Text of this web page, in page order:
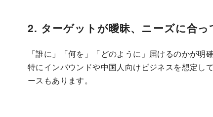
2. ターゲットが曖昧、ニーズに合っ
「誰に」「何を」「どのように」届けるのかが明
特にインバウンドや中国人向けビジネスを想定し
ースもあります。